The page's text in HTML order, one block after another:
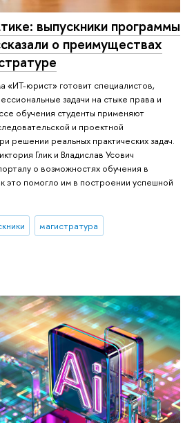
выпускники программы
о преимуществах
«ИТ-юрист» готовит специалистов,
задачи на стыке права и
обучения студенты применяют
и проектной
решении реальных практических задач.
Глик и Владислав Усович
о возможностях обучения в
это помогло им в построении успешной
магистратура